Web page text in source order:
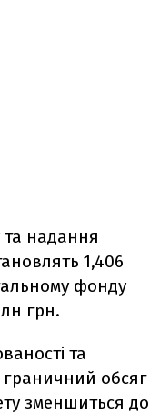
надання
1,406
фонду
грн.
та
граничний обсяг
зменшиться до